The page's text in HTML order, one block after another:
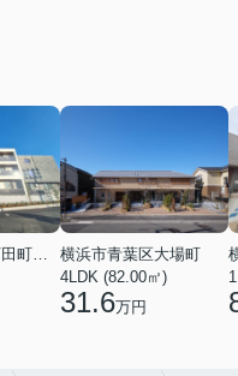
横浜市青葉区大場町
4LDK (82.00㎡)
31.6万円